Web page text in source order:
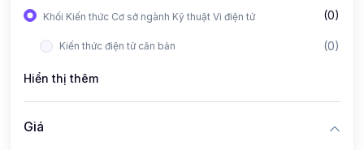
Khối Kiến thức Cơ sở ngành Kỹ thuật Vi điện tử (0)
Kiến thức điện tử căn bản (0)
Hiển thị thêm
Giá